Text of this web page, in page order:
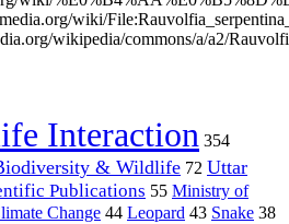
wiki/
wikipedia/commons/a/a2/
Interaction 354
& Wildlife 72 Uttar
Publications 55 Ministry of
Change 44 Leopard 43 Snake 38